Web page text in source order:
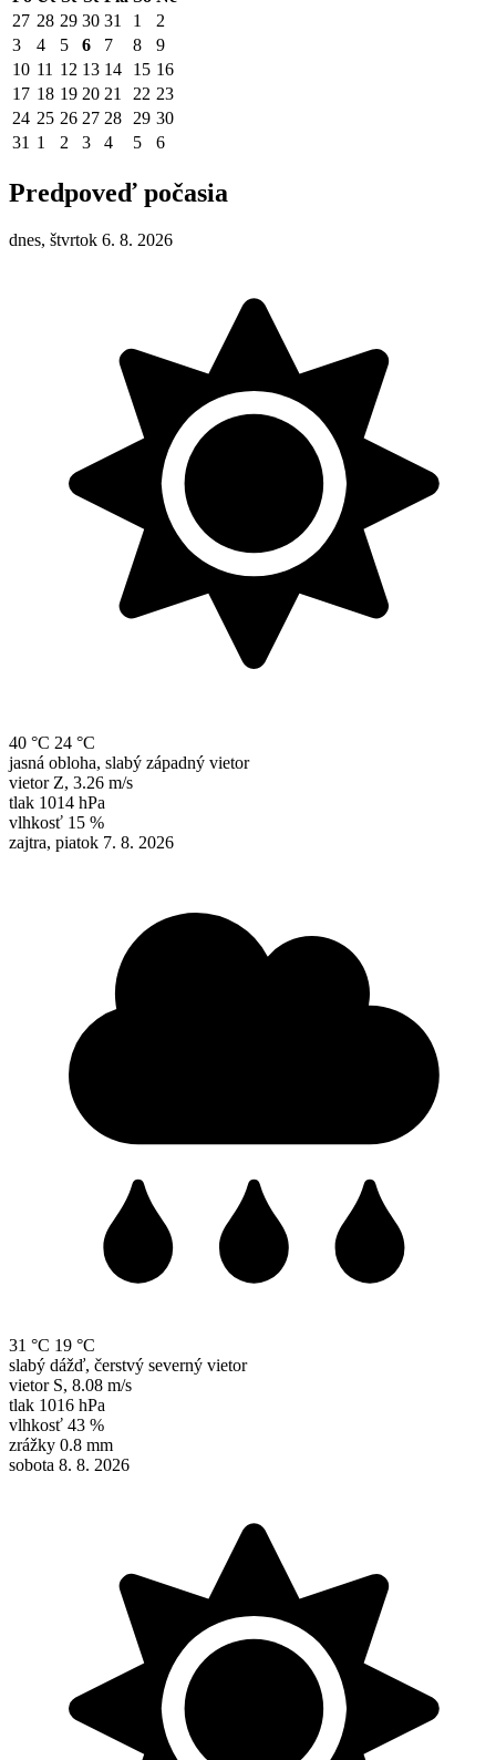
27 28 29 30 31 1
2
3
4 5 6 7 8
9
10 11 12 13 14 15 16
17 18 19 20 21 22 23
24 25 26 27 28 29 30
31 1 2 3 4 5 6
Predpoveď počasia
dnes, štvrtok 6. 8. 2026
40 °C 24 °C
jasná obloha, slabý západný vietor
vietor Z, 3.26 m/s
tlak 1014 hPa
vlhkosť 15 %
zajtra, piatok 7. 8. 2026
31 °C 19 °C
slabý dážď, čerstvý severný vietor
vietor S, 8.08 m/s
tlak 1016 hPa
vlhkosť 43 %
zrážky 0.8 mm
sobota 8. 8. 2026